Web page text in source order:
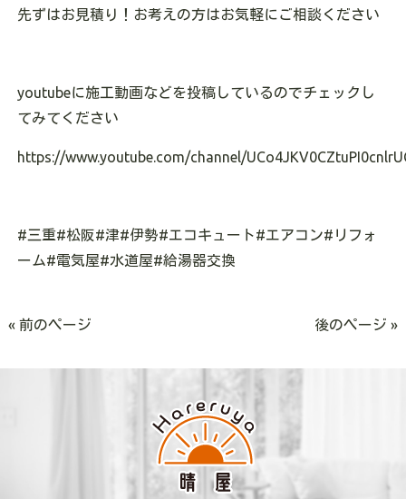
先ずはお見積り！お考えの方はお気軽にご相談ください
youtubeに施工動画などを投稿しているのでチェックし
てみてください
https://www.youtube.com/channel/
#三重#松阪#津#伊勢#エコキュート#エアコン# リフォ
ーム#電気屋#水道屋#給湯器交換
« 前のページ 後のページ »